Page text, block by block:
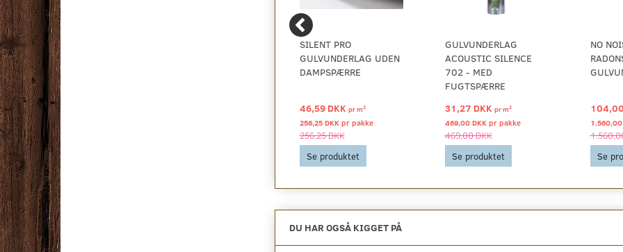
DISANO CLASSICAQUA
PLANKEGULV XL - EG
PROVENCE NATUR
425,73 DKK
1.017,50 DKK pr
1.017,50 DKK
Se produktet
SILENT PRO
GULVUNDERLAG UDEN
DAMPSPÆRRE
46,59 DKK prm2
256,25 DKK pr pakke
256,25 DKK
Se produktet
GULVUNDERLAG
ACOUSTIC SILENCE
702 - MED
FUGTSPÆRRE
31,27 DKK prm2
469,00 DKK pr pakke
469,00 DKK
Se produktet
NO
Se
DU HAR OGSÅ KIGGET PÅ